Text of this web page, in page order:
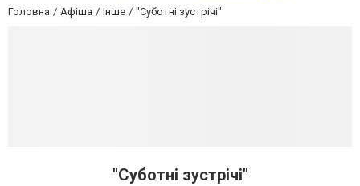
Головна Афіша Інше "Суботні зустрічі"
"Суботні зустрічі"